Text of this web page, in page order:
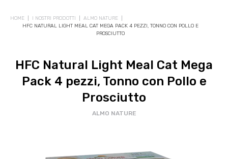
HOME I NOSTRI PRODOTTI
ALMO NATURE
HFC NATURAL LIGHT MEAL CAT MEGA PACK 4 PEZZI, TONNO CON POLLO E
PROSCIUTTO
HFC Natural Light Meal Cat Mega
Pack 4 pezzi, Tonno con Pollo e
Prosciutto
ALMO NATURE